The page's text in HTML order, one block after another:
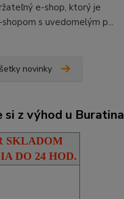
e-shop, ktorý je
s uvedomelým p...
novinky
si z výhod u Buratina
SKLADOM
DO 24 HOD.